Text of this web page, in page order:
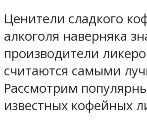
Ценители сладкого
алкоголя наверняка
производители
считаются самыми
Рассмотрим
известных кофейных